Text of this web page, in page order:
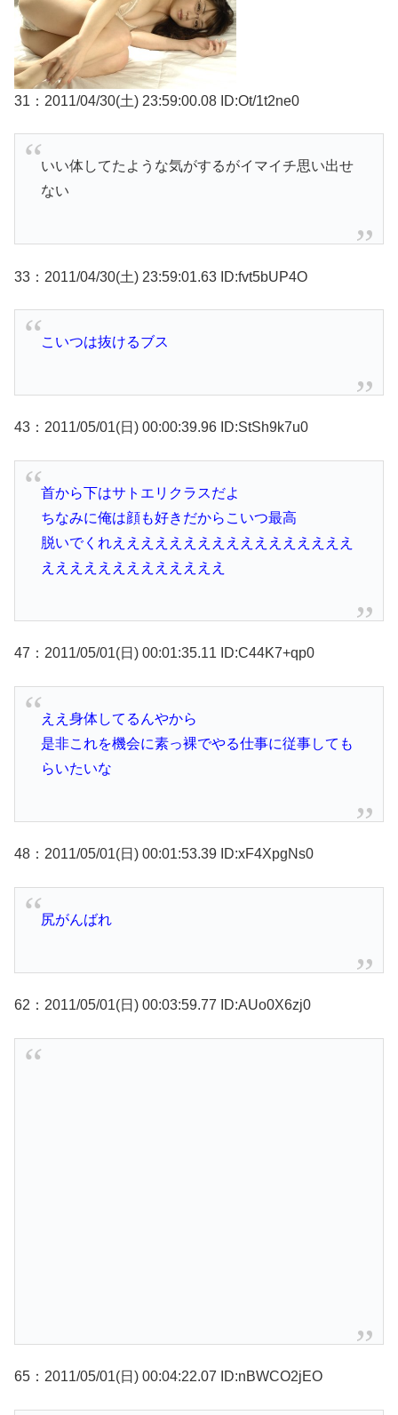
31：2011/04/30(土) 23:59:00.08 ID:Ot/1t2ne0
いい体してたような気がするがイマイチ思い出せ
ない
33：2011/04/30(土) 23:59:01.63 ID:fvt5bUP4O
こいつは抜けるブス
43：2011/05/01(日) 00:00:39.96 ID:StSh9k7u0
首から下はサトエリクラスだよ
ちなみに俺は顔も好きだからこいつ最高
脱いでくれえええええええええええええええええ
えええええええええええええ
47：2011/05/01(日) 00:01:35.11 ID:C44K7+qp0
ええ身体してるんやから
是非これを機会に素っ裸でやる仕事に従事しても
らいたいな
48：2011/05/01(日) 00:01:53.39 ID:xF4XpgNs0
尻がんばれ
62：2011/05/01(日) 00:03:59.77 ID:AUo0X6zj0
65：2011/05/01(日) 00:04:22.07 ID:nBWCO2jEO